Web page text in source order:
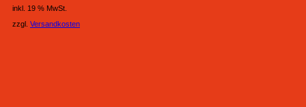
inkl. 19 % MwSt.
zzgl. Versandkosten